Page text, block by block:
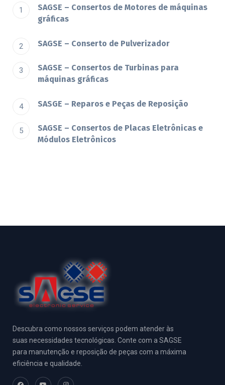
SAGSE – Consertos de Motores de máquinas
gráficas
SAGSE – Conserto de Pulverizador
SAGSE – Consertos de Turbinas para
máquinas gráficas
SASGE – Reparos e Peças de Reposição
SAGSE – Consertos de Placas Eletrônicas e
Módulos Eletrônicos
Descubra como nossos serviços podem atender às
suas necessidades tecnológicas. Conte com a SAGSE
para manutenção e reposição de peças com a máxima
eficiência e qualidade.